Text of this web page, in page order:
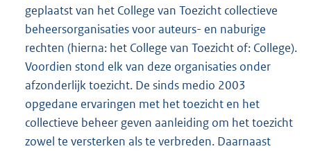
geplaatst van het College van Toezicht collectieve
beheersorganisaties voor auteurs- en naburige
rechten (hierna: het College van Toezicht of: College).
Voordien stond elk van deze organisaties onder
afzonderlijk toezicht. De sinds medio 2003
opgedane ervaringen met het toezicht en het
collectieve beheer geven aanleiding om het toezicht
zowel te versterken als te verbreden. Daarnaast